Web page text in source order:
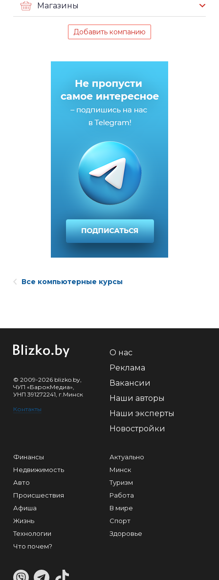
Магазины
Добавить компанию
Все компьютерные курсы
© 2009-2026 blizko.by,
ЧУП «БарокМедиа»,
УНП 391272241, г.Минск
Контакты
О нас
Реклама
Вакансии
Наши авторы
Наши эксперты
Новостройки
Финансы
Недвижимость
Авто
Происшествия
Афиша
Жизнь
Технологии
Что почем?
Актуально
Минск
Туризм
Работа
В мире
Спорт
Здоровье